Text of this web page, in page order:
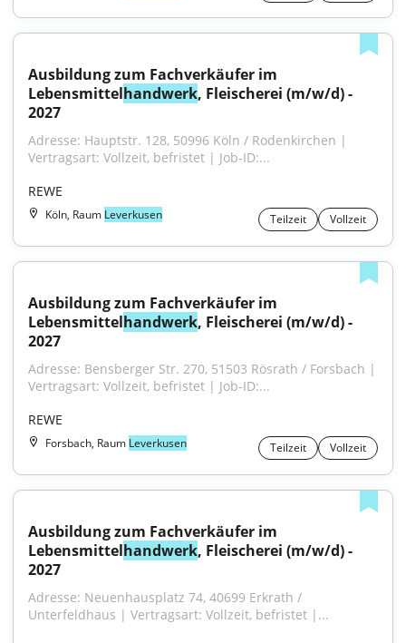
Ausbildung zum Fachverkäufer im
Lebensmittelhandwerk, Fleischerei (m/w/d) -
2027
Adresse: Hauptstr. 128, 50996 Köln / Rodenkirchen |
Vertragsart: Vollzeit, befristet | Job-ID:...
REWE
Köln, Raum Leverkusen Teilzeit Vollzeit
Ausbildung zum Fachverkäufer im
Lebensmittelhandwerk, Fleischerei (m/w/d) -
2027
Adresse: Bensberger Str. 270, 51503 Rösrath / Forsbach |
Vertragsart: Vollzeit, befristet | Job-ID:...
REWE
Forsbach, Raum Leverkusen Teilzeit Vollzeit
Ausbildung zum Fachverkäufer im
Lebensmittelhandwerk, Fleischerei (m/w/d) -
2027
Adresse: Neuenhausplatz 74, 40699 Erkrath /
Unterfeldhaus | Vertragsart: Vollzeit, befristet |...